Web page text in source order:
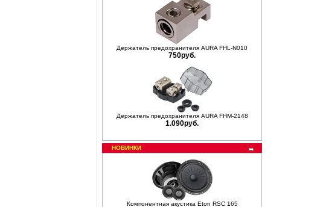
Держатель предохранителя AURA FHL-N010
750руб.
Держатель предохранителя AURA FHM-2148
1.090руб.
НОВИНКИ
Компонентная акустика Eton RSC 165